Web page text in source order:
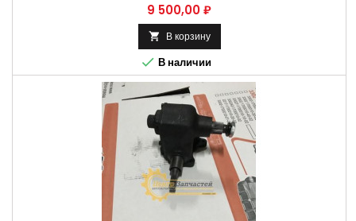
Цена
9 500,00 ₽
 В корзину
 В наличии